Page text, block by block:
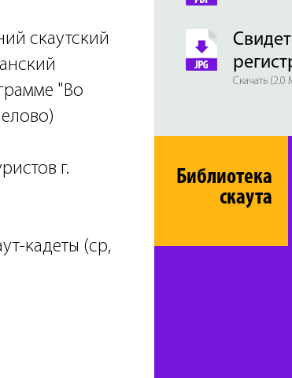
скаутский
"Во
г.
кадеты (ср,
Скачать (2.0
Библиотека
скаута